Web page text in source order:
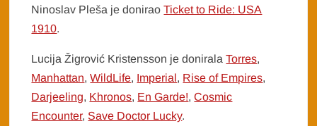
Ninoslav Pleša je doniraoTicket to Ride: USA
1910.
Lucija Žigrović Kristensson je doniralaTorres,
Manhattan,WildLife, Imperial, Rise of Empires,
Darjeeling, Khronos, En Garde!,Cosmic
Encounter, Save Doctor Lucky.